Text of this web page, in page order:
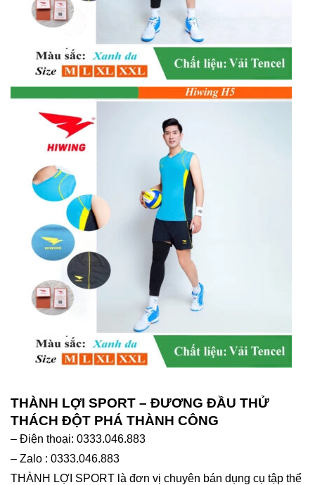
THÀNH LỢI SPORT – ĐƯƠNG ĐẦU THỬ
THÁCH ĐỘT PHÁ THÀNH CÔNG
– Điện thoại: 0333.046.883
– Zalo : 0333.046.883
THÀNH LỢI SPORT là đơn vị chuyên bán dụng cụ tập thể